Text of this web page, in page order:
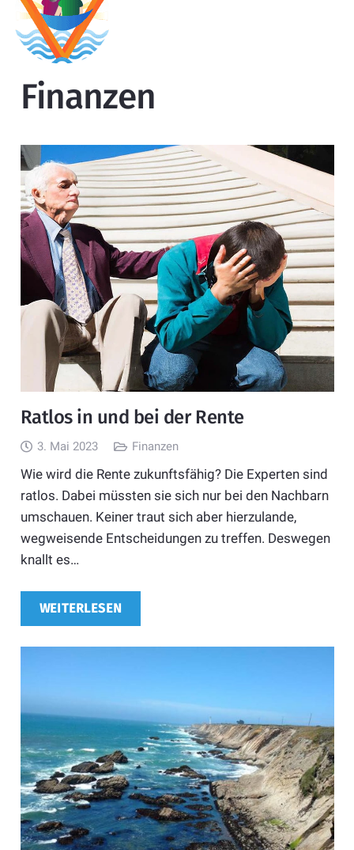
Finanzen
Ratlos in und bei der Rente
3. Mai 2023 Finanzen
Wie wird die Rente zukunftsfähig? Die Experten sind
ratlos. Dabei müssten sie sich nur bei den Nachbarn
umschauen. Keiner traut sich aber hierzulande,
wegweisende Entscheidungen zu treffen. Deswegen
knallt es…
WEITERLESEN